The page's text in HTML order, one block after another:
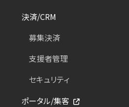
決済/CRM
募集決済
支援者管理
セキュリティ
ポータル/集客